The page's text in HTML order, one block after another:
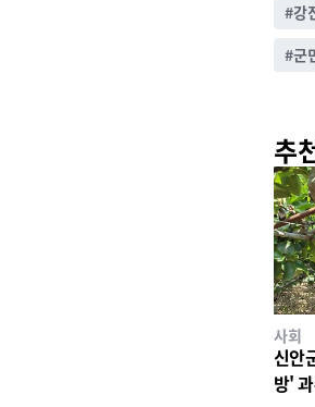
#강
#군
추
사회
신안
방'